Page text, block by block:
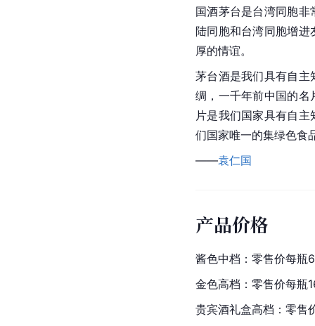
国酒茅台是台湾同胞非
陆同胞和台湾同胞增进
厚的情谊。
茅台酒是我们具有自主
绸，一千年前中国的名
片是我们国家具有自
们国家唯一的集绿色食
——袁仁国
产品价格
酱色中档：零售价每瓶
金色高档：零售价每瓶
贵宾酒礼盒高档：零售